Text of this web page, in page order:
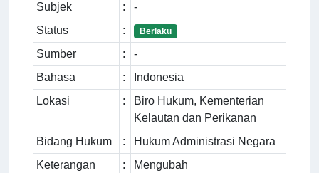
Subjek :
-
Status
: Berlaku
Sumber :
-
Bahasa
:
Indonesia
Lokasi
:
Biro Hukum, Kementerian
Kelautan dan Perikanan
Bidang Hukum
:
Hukum Administrasi Negara
Keterangan
: Mengubah